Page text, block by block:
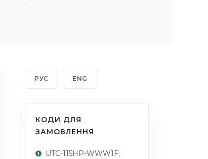
РУС ENG
КОДИ ДЛЯ
ЗАМОВЛЕННЯ
UTC-115HP-WWW1F;